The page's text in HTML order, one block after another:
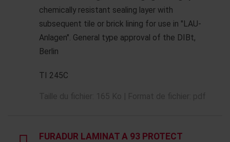
chemically resistant sealing layer with
subsequent tile or brick lining for use in "LAU-
Anlagen". General type approval of the DIBt,
Berlin
TI 245C
FURADUR LAMINAT A 93 PROTECT